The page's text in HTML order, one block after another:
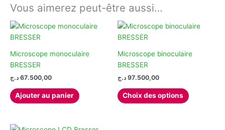
Vous aimerez peut-être aussi…
Microscope monoculaire
BRESSER
67.500,00 د.ج
Ajouter au panier
Microscope binoculaire
BRESSER
97.500,00 د.ج
Choix des options
produit